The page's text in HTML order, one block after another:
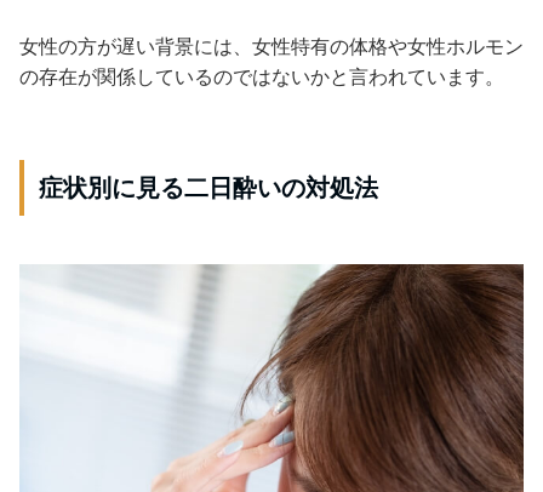
女性の方が遅い背景には、女性特有の体格や女性ホルモン
の存在が関係しているのではないかと言われています。
症状別に見る二日酔いの対処法